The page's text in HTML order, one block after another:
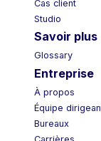
Cas client
Studio
Savoir plus
Glossary
Entreprise
À propos
Équipe
Bureaux